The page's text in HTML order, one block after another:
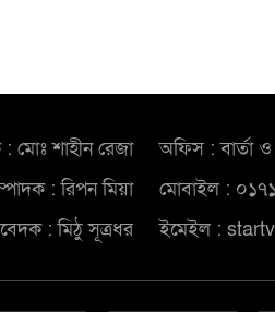
মোঃ শাহীন রেজা
: রিপন মিয়া
: মিঠু সূত্রধর
অফিস : বার্তা ও
মোবাইল :
ইমেইল :